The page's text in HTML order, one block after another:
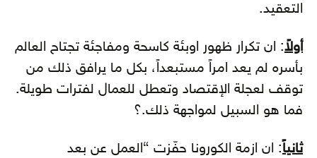
التعقيد.
أولاً: ان تكرار ظهور اوبئة كاسحة ومفاجئة تجتاح العالم
بأسره لم يعد امراً مستبعداً، بكل ما يرافق ذلك من
توقف لعجلة الإقتصاد وتعطل للعمال لفترات طويلة.
فما هو السبيل لمواجهة ذلك.؟
ثانياً: ان ازمة الكورونا حفّزت “العمل عن بعد